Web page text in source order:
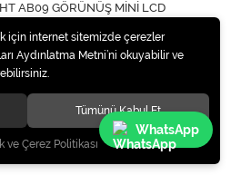
WhatsApp
AB09 GÖRÜNÜŞ MİNİ LCD
XY FORA KONTROLLÜ ÇAMAŞIR
ANKASTRE MİNİ LCD ÇAMAŞIR
MİNİ LCD 16P ÇAMAŞIR MAKİNESİ
için internet sitemizde çerezler
Aydınlatma Metni’ni okuyabilir ve
Tümünü Kabul Et
ve Çerez Politikası